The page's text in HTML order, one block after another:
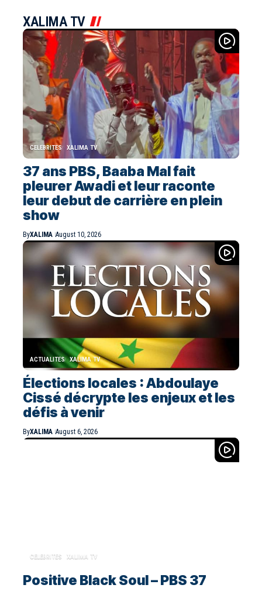
XALIMA TV
CELEBRITES XALIMA TV
37 ans PBS, Baaba Mal fait
pleurer Awadi et leur raconte
leur debut de carrière en plein
show
ByXALIMA August 10, 2026
ACTUALITES XALIMA TV
Élections locales : Abdoulaye
Cissé décrypte les enjeux et les
défis à venir
ByXALIMA August 6, 2026
CELEBRITES XALIMA TV
Positive Black Soul – PBS 37